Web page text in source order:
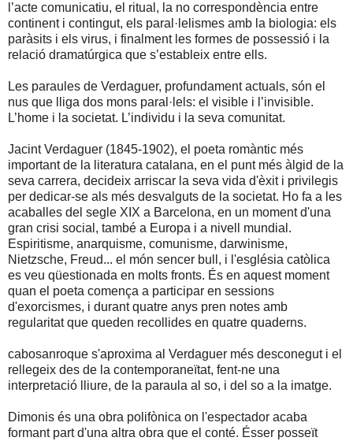
l’acte comunicatiu, el ritual, la no correspondència entre
continent i contingut, els paral·lelismes amb la biologia: els
paràsits i els virus, i finalment les formes de possessió i la
relació dramatúrgica que s’estableix entre ells.
Les paraules de Verdaguer, profundament actuals, són el
nus que lliga dos mons paral·lels: el visible i l’invisible.
L’home i la societat. L’individu i la seva comunitat.
Jacint Verdaguer (1845-1902), el poeta romàntic més
important de la literatura catalana, en el punt més àlgid de la
seva carrera, decideix arriscar la seva vida d'èxit i privilegis
per dedicar-se als més desvalguts de la societat. Ho fa a les
acaballes del segle XIX a Barcelona, en un moment d'una
gran crisi social, també a Europa i a nivell mundial.
Espiritisme, anarquisme, comunisme, darwinisme,
Nietzsche, Freud... el món sencer bull, i l'església catòlica
es veu qüestionada en molts fronts. És en aquest moment
quan el poeta comença a participar en sessions
d'exorcismes, i durant quatre anys pren notes amb
regularitat que queden recollides en quatre quaderns.
cabosanroque s'aproxima al Verdaguer més desconegut i el
rellegeix des de la contemporaneïtat, fent-ne una
interpretació lliure, de la paraula al so, i del so a la imatge.
Dimonis és una obra polifònica on l'espectador acaba
formant part d'una altra obra que el conté. Ésser posseït